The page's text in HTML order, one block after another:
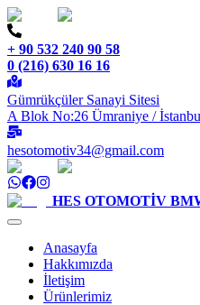
+ 90 532 240 90 58
0 (216) 630 16 16
Gümrükçüler Sanayi Sitesi
A Blok No:26 Ümraniye /
hesotomotiv34@gmail.com
HES OTOMOTİV
Anasayfa
Hakkımızda
İletişim
Ürünlerimiz